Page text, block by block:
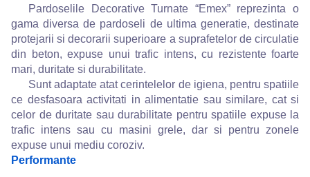
Pardoselile Decorative Turnate “Emex” reprezinta o
gama diversa de pardoseli de ultima generatie, destinate
protejarii si decorarii superioare a suprafetelor de circulatie
din beton, expuse unui trafic intens, cu rezistente foarte
mari, duritate si durabilitate.
Sunt adaptate atat cerintelelor de igiena, pentru spatiile
ce desfasoara activitati in alimentatie sau similare, cat si
celor de duritate sau durabilitate pentru spatiile expuse la
trafic intens sau cu masini grele, dar si pentru zonele
expuse unui mediu coroziv.
Performante